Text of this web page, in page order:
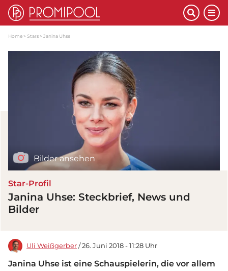
Home Stars Janina Uhse
Bilder ansehen
Star-Profil
Janina Uhse: Steckbrief, News und
Bilder
Uli Weißgerber / 26. Juni 2018 - 11:28 Uhr
Janina Uhse ist eine Schauspielerin, die vor allem